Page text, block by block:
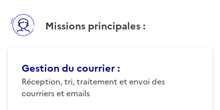
Missions principales :
Gestion du courrier :
Réception, tri, traitement et envoi des
courriers et emails